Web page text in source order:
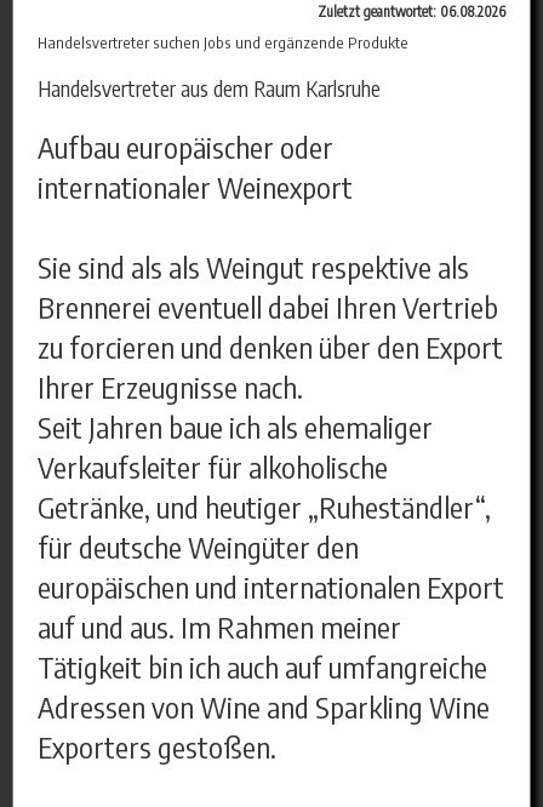
Zuletzt geantwortet: 06.08.2026
Handelsvertreter suchen Jobs und ergänzende Produkte
Handelsvertreter aus dem Raum Karlsruhe
Aufbau europäischer oder
internationaler Weinexport
Sie sind als als Weingut respektive als
Brennerei eventuell dabei Ihren Vertrieb
zu forcieren und denken über den Export
Ihrer Erzeugnisse nach.
Seit Jahren baue ich als ehemaliger
Verkaufsleiter für alkoholische
Getränke, und heutiger „Ruheständler“,
für deutsche Weingüter den
europäischen und internationalen Export
auf und aus. Im Rahmen meiner
Tätigkeit bin ich auch auf umfangreiche
Adressen von Wine and Sparkling Wine
Exporters gestoßen.